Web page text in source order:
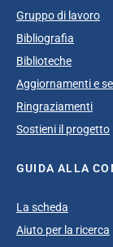
Gruppo di lavoro
Bibliografia
Biblioteche
Aggiornamenti e
Ringraziamenti
Sostieni il progetto
GUIDA ALLA
La scheda
Aiuto per la ricerca